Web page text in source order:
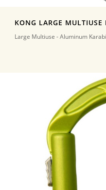
KONG LARGE MULTIUSE
Large Multiuse - Aluminum